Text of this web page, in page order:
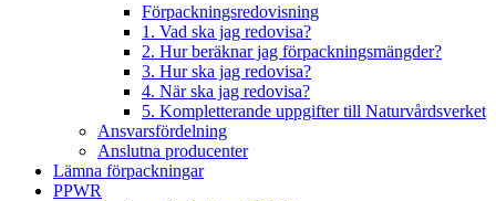
Förpackningsredovisning
1. Vad ska jag redovisa?
2. Hur beräknar jag förpackningsmängder?
3. Hur ska jag redovisa?
4. När ska jag redovisa?
5. Kompletterande uppgifter till Naturvårdsverket
Ansvarsfördelning
Anslutna producenter
Lämna förpackningar
PPWR